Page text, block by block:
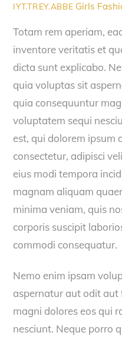
IYT.TREY.ABBE Girls
Totam rem aperiam,
inventore veritatis et
dicta sunt explicabo.
quia voluptas sit
quia consequuntur
voluptatem sequi
est, qui dolorem ipsum
consectetur, adipisci
eius modi tempora
magnam aliquam
minima veniam, quis
corporis suscipit
commodi consequatur.
Nemo enim ipsam
aspernatur aut odit aut
magni dolores eos qui
nesciunt. Neque porro